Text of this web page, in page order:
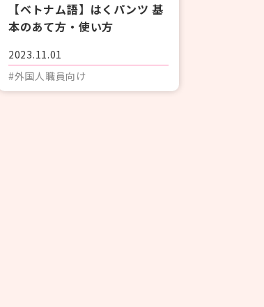
【ベトナム語】はくパンツ 基
本のあて方・使い方
2023.11.01
#外国人職員向け